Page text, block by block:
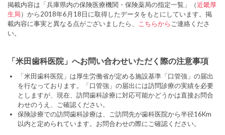
掲載内容は「兵庫県内の保険医療機関・保険薬局の指定一覧」（近畿厚
生局）から2018年6月18日に取得したデータをもとにしています。掲
載内容に事実と異なる点がございましたら、
こちらから ご連絡くださ
い。
「米田歯科医院」へお問い合わせいただく際の注意事項
「米田歯科医院」は厚生労働省が定める施設基準「口管強」の届出
を行なっております。「口管強」の届出には訪問診療の実績を必要
としますが、現在、訪問歯科診療に対応可能かどうかは直接お問合
わせのうえ、ご確認ください。
保険診療での訪問歯科診療は、ご訪問先が歯科医院から半径16Km
以内と定められています。お問合わせの際にご確認ください。